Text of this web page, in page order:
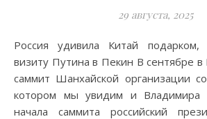
29 августа, 2025
Россия удивила Китай подарком, приуроченным к
визиту Путина в Пекин В сентябре в
саммит Шанхайской организации
котором мы увидим и
начала саммита российский